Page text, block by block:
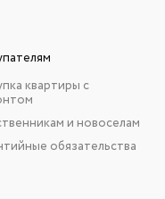
квартиры с
и новоселам
обязательства